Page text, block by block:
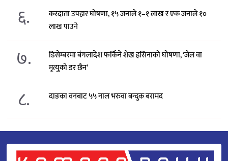
६.
करदाता उपहार घोषणा, १५ जनाले १–१ लाख र एक जनाले १०
लाख पाउने
७.
डिसेम्बरमा बंगलादेश फर्किने शेख हसिनाको घोषणा, ‘जेल वा
मृत्युको डर छैन’
८. दाङका वनबाट ५५ नाल भरुवा बन्दुक बरामद